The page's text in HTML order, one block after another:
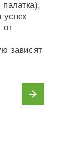
успех
от
зависят
arrow_forward